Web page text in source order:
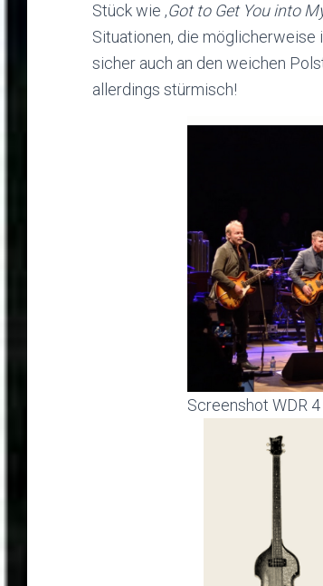
Stück wie ‚Got to Get You into
Situationen, die möglicherweise
sicher auch an den weichen
allerdings stürmisch!
Screenshot WDR 4